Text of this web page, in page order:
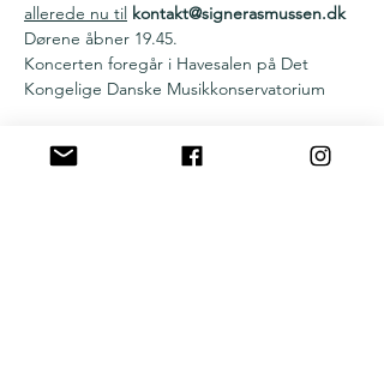
allerede nu til kontakt@signerasmussen.dk
Dørene åbner 19.45.
Koncerten foregår i Havesalen på Det
Kongelige Danske Musikkonservatorium